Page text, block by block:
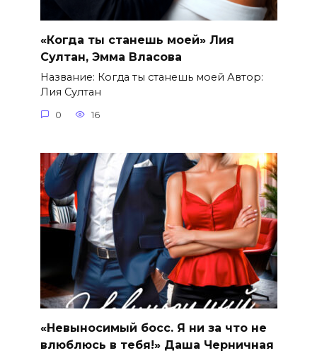
«Когда ты станешь моей» Лия
Султан, Эмма Власова
Название: Когда ты станешь моей Автор:
Лия Султан
0 16
«Невыносимый босс. Я ни за что не
влюблюсь в тебя!» Даша Черничная